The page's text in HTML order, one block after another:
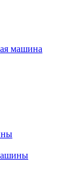
машина